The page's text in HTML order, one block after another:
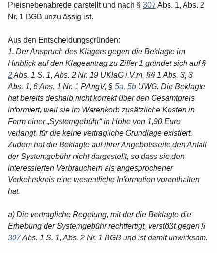
Preisnebenabrede darstellt und nach § 307 Abs. 1, Abs. 2
Nr. 1 BGB unzulässig ist.
Aus den Entscheidungsgründen:
1. Der Anspruch des Klägers gegen die Beklagte im
Hinblick auf den Klageantrag zu Ziffer 1 gründet sich auf §
2Abs. 1 S. 1, Abs. 2 Nr. 19 UKlaG i.V.m. §§ 1 Abs. 3, 3
Abs. 1, 6 Abs. 1 Nr. 1 PAngV, § 5a, 5b UWG. Die Beklagte
hat bereits deshalb nicht korrekt über den Gesamtpreis
informiert, weil sie im Warenkorb zusätzliche Kosten in
Form einer „Systemgebühr“ in Höhe von 1,90 Euro
verlangt, für die keine vertragliche Grundlage existiert.
Zudem hat die Beklagte auf ihrer Angebotsseite den Anfall
der Systemgebühr nicht dargestellt, so dass sie den
interessierten Verbrauchern als angesprochener
Verkehrskreis eine wesentliche Information vorenthalten
hat.
a) Die vertragliche Regelung, mit der die Beklagte die
Erhebung der Systemgebühr rechtfertigt, verstößt gegen §
307Abs. 1 S. 1, Abs. 2 Nr. 1 BGB und ist damit unwirksam.